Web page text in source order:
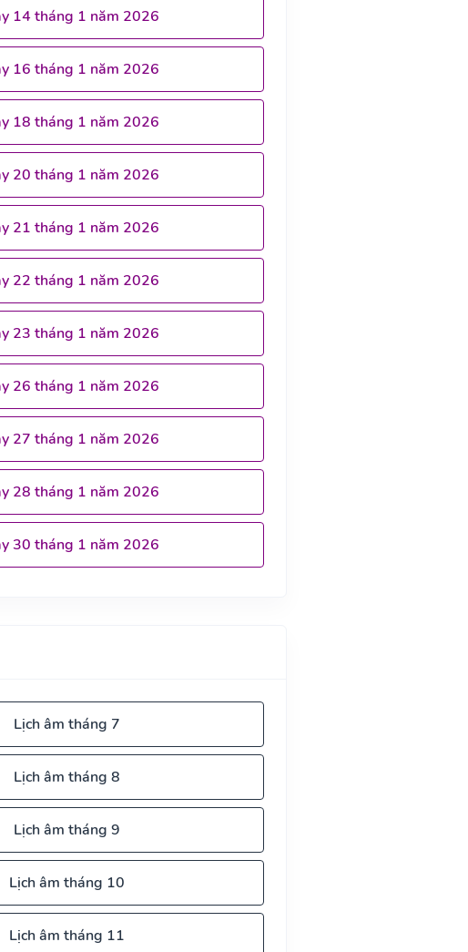
14 tháng 1 năm 2026
16 tháng 1 năm 2026
18 tháng 1 năm 2026
20 tháng 1 năm 2026
21 tháng 1 năm 2026
22 tháng 1 năm 2026
23 tháng 1 năm 2026
26 tháng 1 năm 2026
27 tháng 1 năm 2026
28 tháng 1 năm 2026
30 tháng 1 năm 2026
Lịch âm tháng 7
Lịch âm tháng 8
Lịch âm tháng 9
Lịch âm tháng 10
Lịch âm tháng 11